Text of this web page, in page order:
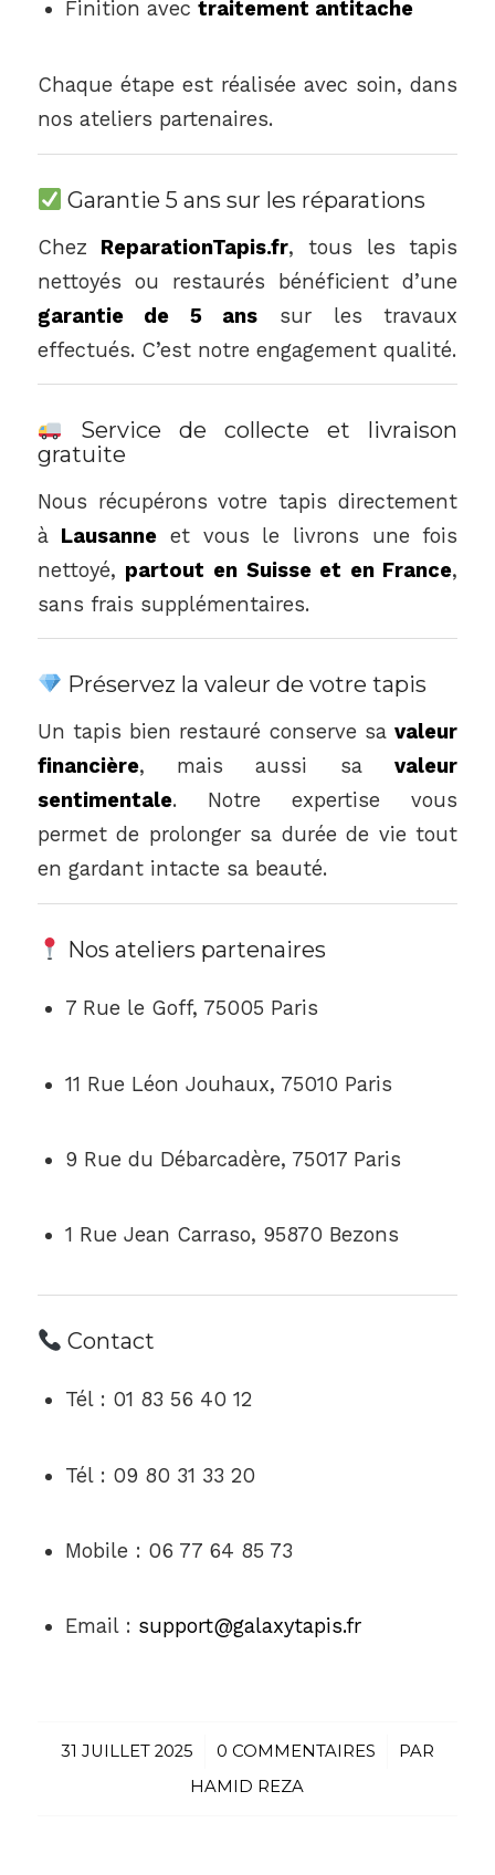
Finition avec traitement antitache
Chaque étape est réalisée avec soin, dans
nos ateliers partenaires.
Garantie 5 ans sur les réparations
Chez ReparationTapis.fr, tous les tapis
nettoyés ou restaurés bénéficient d’une
garantie de 5 ans sur les travaux
effectués. C’est notre engagement qualité.
Service de collecte et livraison
gratuite
Nous récupérons votre tapis directement
à Lausanne et vous le livrons une fois
nettoyé, partout en Suisse et en France,
sans frais supplémentaires.
Préservez la valeur de votre tapis
Un tapis bien restauré conserve savaleur
financière, mais aussi savaleur
sentimentale. Notre expertise vous
permet de prolonger sa durée de vie tout
en gardant intacte sa beauté.
Nos ateliers partenaires
7 Rue le Goff, 75005 Paris
11 Rue Léon Jouhaux, 75010 Paris
9 Rue du Débarcadère, 75017 Paris
1 Rue Jean Carraso, 95870 Bezons
Contact
Tél : 01 83 56 40 12
Tél : 09 80 31 33 20
Mobile : 06 77 64 85 73
Email : support@galaxytapis.fr
31 JUILLET 2025
/ 0 COMMENTAIRES
/
PAR
HAMID REZA